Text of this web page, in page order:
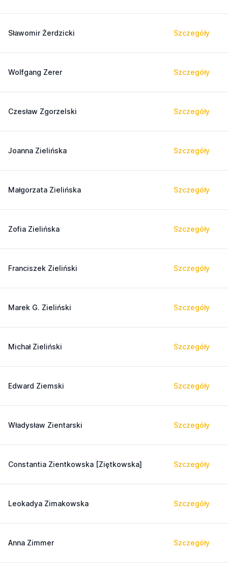
Sławomir Żerdzicki Szczegóły
Wolfgang Zerer Szczegóły
Czesław Zgorzelski Szczegóły
Joanna Zielińska Szczegóły
Małgorzata Zielińska Szczegóły
Zofia Zielińska Szczegóły
Franciszek Zieliński Szczegóły
Marek G. Zieliński Szczegóły
Michał Zieliński Szczegóły
Edward Ziemski Szczegóły
Władysław Zientarski Szczegóły
Constantia Zientkowska [Ziętkowska] Szczegóły
Leokadya Zimakowska Szczegóły
Anna Zimmer Szczegóły